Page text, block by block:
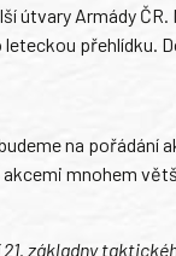
útvary Armády
přehlídku.
na
mnohem
základny